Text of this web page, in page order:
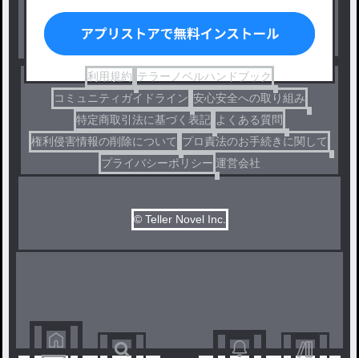
コメディ
利用規約 テラーノベルハンドブック
コミュニティガイドライン 安心安全への取り組み
特定商取引法に基づく表記 よくある質問
権利侵害情報の削除について プロ責法のお手続きに関して
プライバシーポリシー 運営会社
© Teller Novel Inc.